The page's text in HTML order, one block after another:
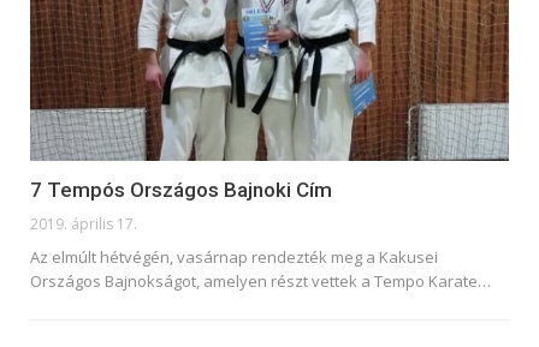
7 Tempós Országos Bajnoki Cím
2019. április 17.
Az elmúlt hétvégén, vasárnap rendezték meg a Kakusei
Országos Bajnokságot, amelyen részt vettek a Tempo Karate…